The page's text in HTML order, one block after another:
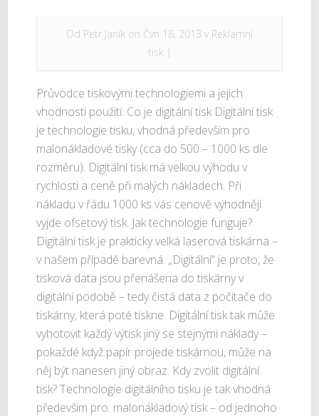
Od Petr Janík on Čvn 18, 2013 v Reklamní
tisk |
Průvodce tiskovými technologiemi a jejich
vhodnosti použití: Co je digitální tisk Digitální tisk
je technologie tisku, vhodná především pro
malonákladové tisky (cca do 500 – 1000 ks dle
rozměru). Digitální tisk má velkou výhodu v
rychlosti a ceně při malých nákladech. Při
nákladu v řádu 1000 ks vás cenově výhodněji
vyjde ofsetový tisk. Jak technologie funguje?
Digitální tisk je prakticky velká laserová tiskárna –
v našem případě barevná. „Digitální“ je proto, že
tisková data jsou přenášena do tiskárny v
digitální podobě – tedy čistá data z počítače do
tiskárny, která poté tiskne. Digitální tisk tak může
vyhotovit každý výtisk jiný se stejnými náklady –
pokaždé když papír projede tiskárnou, může na
něj být nanesen jiný obraz. Kdy zvolit digitální
tisk? Technologie digitálního tisku je tak vhodná
především pro: malonákladový tisk – od jednoho